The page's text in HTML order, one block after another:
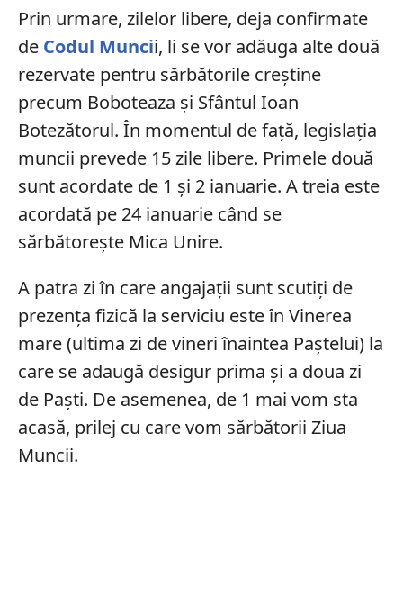
Prin urmare, zilelor libere, deja confirmate
deCodul Muncii, li se vor adăuga alte două
rezervate pentru sărbătorile creștine
precum Boboteaza și Sfântul Ioan
Botezătorul. În momentul de față, legislația
muncii prevede 15 zile libere. Primele două
sunt acordate de 1 și 2 ianuarie. A treia este
acordată pe 24 ianuarie când se
sărbătorește Mica Unire.
A patra zi în care angajații sunt scutiți de
prezența fizică la serviciu este în Vinerea
mare (ultima zi de vineri înaintea Paștelui) la
care se adaugă desigur prima și a doua zi
de Paști. De asemenea, de 1 mai vom sta
acasă, prilej cu care vom sărbătorii Ziua
Muncii.